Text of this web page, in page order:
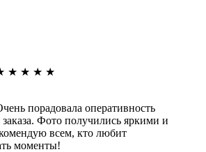
★ ★ ★ ★
порадовала оперативность
Фото получились яркими и
всем, кто любит
моменты!